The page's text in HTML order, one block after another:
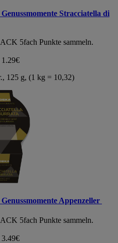
Stracciatella di
5fach Punkte sammeln.
1.29€
125 g, (1 kg = 10,32)
Appenzeller
5fach Punkte sammeln.
3.49€